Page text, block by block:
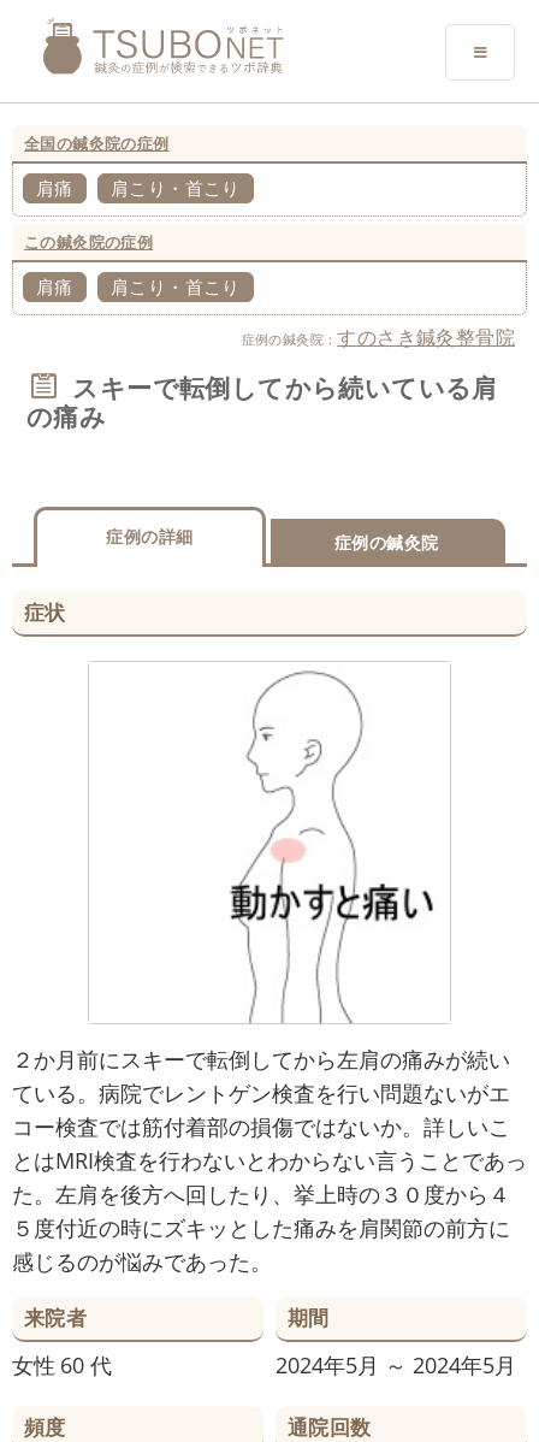
全国の鍼灸院の症例
肩痛 肩こり・首こり
この鍼灸院の症例
肩痛 肩こり・首こり
症例の鍼灸院：すのさき鍼灸整骨院
スキーで転倒してから続いている肩
の痛み
症例の詳細 症例の鍼灸院
症状
２か月前にスキーで転倒してから左肩の痛みが続い
ている。病院でレントゲン検査を行い問題ないがエ
コー検査では筋付着部の損傷ではないか。詳しいこ
とはMRI検査を行わないとわからない言うことであっ
た。左肩を後方へ回したり、挙上時の３０度から４
５度付近の時にズキッとした痛みを肩関節の前方に
感じるのが悩みであった。
来院者
女性 60 代
期間
2024年5月 ～ 2024年5月
頻度 通院回数